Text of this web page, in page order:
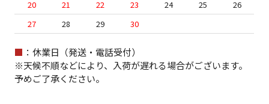
20
21 22 23 24 25
26
27
28 29 30
■ ：休業日（発送・電話受付）
※天候不順などにより、入荷が遅れる場合がございます。
予めご了承ください。